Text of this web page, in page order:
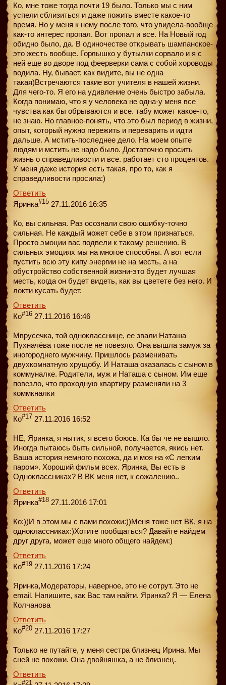
Ко, мне тоже тогда почти 19 было. Только мы с ним
успели сблизиться и даже пожить вместе какое-то
время. Но у меня к нему после того, что увидела-вообще
как-то интерес пропал. Вот пропал и все. На Новый год
обидно было, да. В одиночестве открывать шампанское-
это жесть вообще. Горлышко у бутылки сорвало и я с
ней еще во дворе под феерверки сама с собой хороводы
водила. Ну, бывает, как видите, вы не одна
такая)Встречаются такие вот учителя в нашей жизни.
Для чего-то. Я его на удивление очень быстро забыла.
Когда понимаю, что я у человека не одна-у меня все
чувства как бы обрываются и все. табу может какое-то,
не знаю. Но главное-понять, что это был период в жизни,
опыт, который нужно пережить и переварить и идти
дальше. А мстить-последнее дело. На моем опыте
людям и мстить не надо было. Достаточно просить
жизнь о справедливости и все. работает сто процентов.
У меня даже история есть такая, про то, как я
справедливости просила:)
Ответить
Яринка#15 27.11.2016 16:35
Ко, вы сильная. Раз осознали свою ошибку-точно
сильная. Не каждый может себе в этом признаться.
Просто эмоции вас подвели к такому решению. В
сильных эмоциях мы на многое способны. А вот если
пустить всю эту кипу энергии не на месть, а на
обустройство собственной жизни-это будет лучшая
месть, когда он будет видеть, как вы цветете без него. И
локти кусать будет.
Ответить
Ко#16 27.11.2016 16:46
Мврусечка, той однокласснице, ее звали Наташа
Пухначёва тоже после не повезло. Она вышла замуж за
иногороднего мужчину. Пришлось разменивать
двухкомнатную хрущобу. И Наташа оказалась с сыном в
коммуналке. Родители, муж и Наташа с сыном. Им еще
повезло, что проходную квартиру разменяли на 3
коммкналки
Ответить
Ко#17 27.11.2016 16:52
НЕ, Яринка, я нытик, я всего боюсь. Ка бы че не вышло.
Иногда пытаюсь быть сильной, получается, якись нет.
Ваша история немного похожа, да и моя на «С легким
паром». Хороший фильм всех. Яринка, Вы есть в
Одноклассниках? В ВК меня нет, к сожалению..
Ответить
Яринка#18 27.11.2016 17:01
Ко:))И в этом мы с вами похожи:))Меня тоже нет ВК, я на
одноклассниках:)Хотите пообщаться? Давайте найдем
друг друга, может еще много общего найдем:)
Ответить
Ко#19 27.11.2016 17:24
Яринка,Модераторы, наверное, это не сотрут. Это не
email. Напишите, как Вас там найти. Яринка? Я — Елена
Колчанова
Ответить
Ко#20 27.11.2016 17:27
Только не путайте, у меня сестра близнец Ирина. Мы
сней не похожи. Она двойняшка, а не близнец.
Ответить
#21